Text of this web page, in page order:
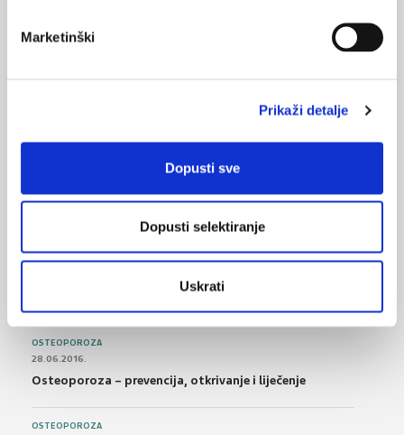
Marketinški
Prikaži detalje
Dopusti sve
Dopusti selektiranje
Uskrati
NAJPOPULARNIJE
Bolna leđa - medicinske vježbe (nove smjernice)
Nesteroidni antireumatici i gastrointestinalna
POREMEĆAJI PROBAVE
OSTEOPOROZA
28.06.2016.
Osteoporoza – prevencija, otkrivanje i liječenje
OSTEOPOROZA